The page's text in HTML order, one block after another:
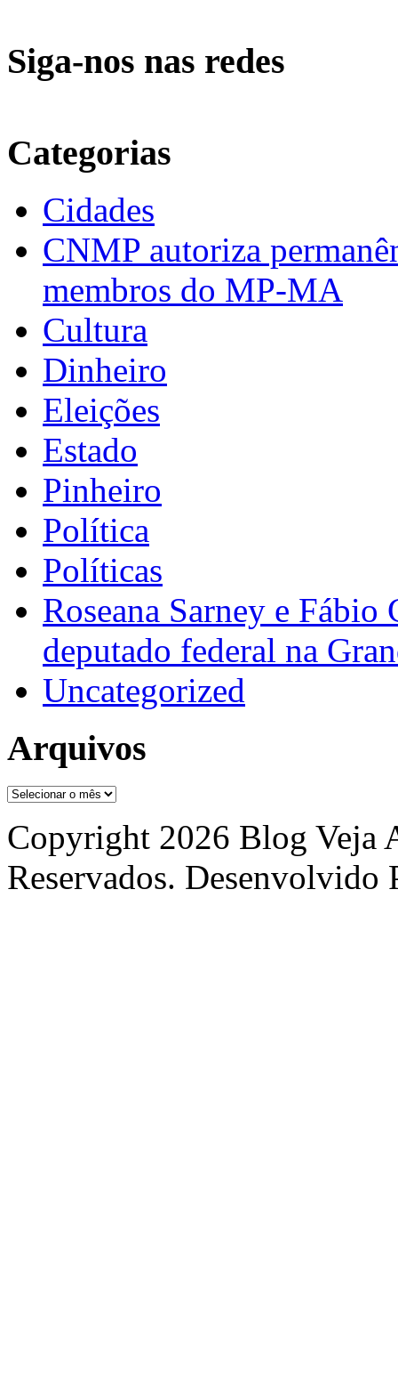
Siga-nos nas redes
Categorias
Cidades
CNMP autoriza
membros do MP-MA
Cultura
Dinheiro
Eleições
Estado
Pinheiro
Política
Políticas
Roseana Sarney e
deputado federal na
Uncategorized
Arquivos
Arquivos
Copyright 2026 Blog Veja
Reservados. Desenvolvido